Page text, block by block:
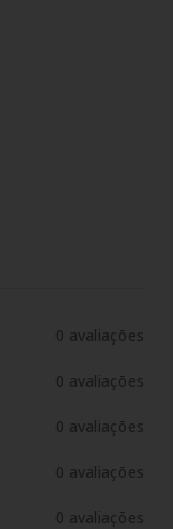
0 avaliações
0 avaliações
0 avaliações
0 avaliações
0 avaliações